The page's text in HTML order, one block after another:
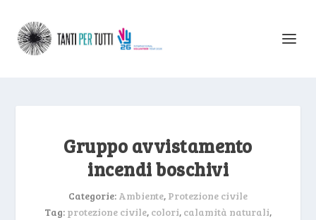
Gruppo avvistamento
incendi boschivi
Categorie: Ambiente, Protezione civile
Tag: protezione civile, colori, calamità naturali,